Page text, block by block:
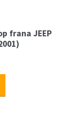
frana JEEP